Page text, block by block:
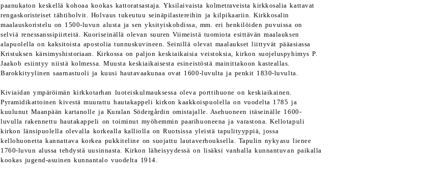
paanukaton keskellä kohoaa kookas kattoratsastaja. Yksilaivaista kolmetraveista kirkkosalia kattavat
rengaskoristeiset tähtiholvit. Holvaus tukeutuu seinäpilastereihin ja kilpikaariin. Kirkkosalin
maalauskoristelu on 1500-luvun alusta ja sen yksityiskohdissa, mm. eri henkilöiden puvuissa on
selviä renessanssipiirteitä. Kuoriseinällä olevan suuren Viimeistä tuomiota esittävän maalauksen
alapuolella on kaksitoista apostolia tunnuskuvineen. Seinillä olevat maalaukset liittyvät pääasiassa
Kristuksen kärsimyshistoriaan. Kirkossa on paljon keskiaikaisia veistoksia, kirkon suojeluspyhimys P.
Jaakob esiintyy niistä kolmessa. Muusta keskiaikaisesta esineistöstä mainittakoon kasteallas.
Barokkityylinen saarnastuoli ja kuusi hautavaakunaa ovat 1600-luvulta ja penkit 1830-luvulta.
Kiviaidan ympäröimän kirkkotarhan luoteiskulmauksessa oleva porttihuone on keskiaikainen.
Pyramidikattoinen kivestä muurattu hautakappeli kirkon kaakkoispuolella on vuodelta 1785 ja
kuulunut Maanpään kartanolle ja Kuralan Södergårdin omistajalle. Asehuoneen itäseinälle 1600-
luvulla rakennettu hautakappeli on toiminut myöhemmin paarihuoneena ja varastona. Kellotapuli
kirkon länsipuolella olevalla korkealla kalliolla on Ruotsissa yleistä tapulityyppiä, jossa
kellohuonetta kannattava korkea pukkiteline on suojattu lautaverhouksella. Tapulin nykyasu lienee
1760-luvun alussa tehdystä uusinnasta. Kirkon läheisyydessä on lisäksi vanhalla kunnantuvan paikalla
kookas jugend-asuinen kunnantalo vuodelta 1914.